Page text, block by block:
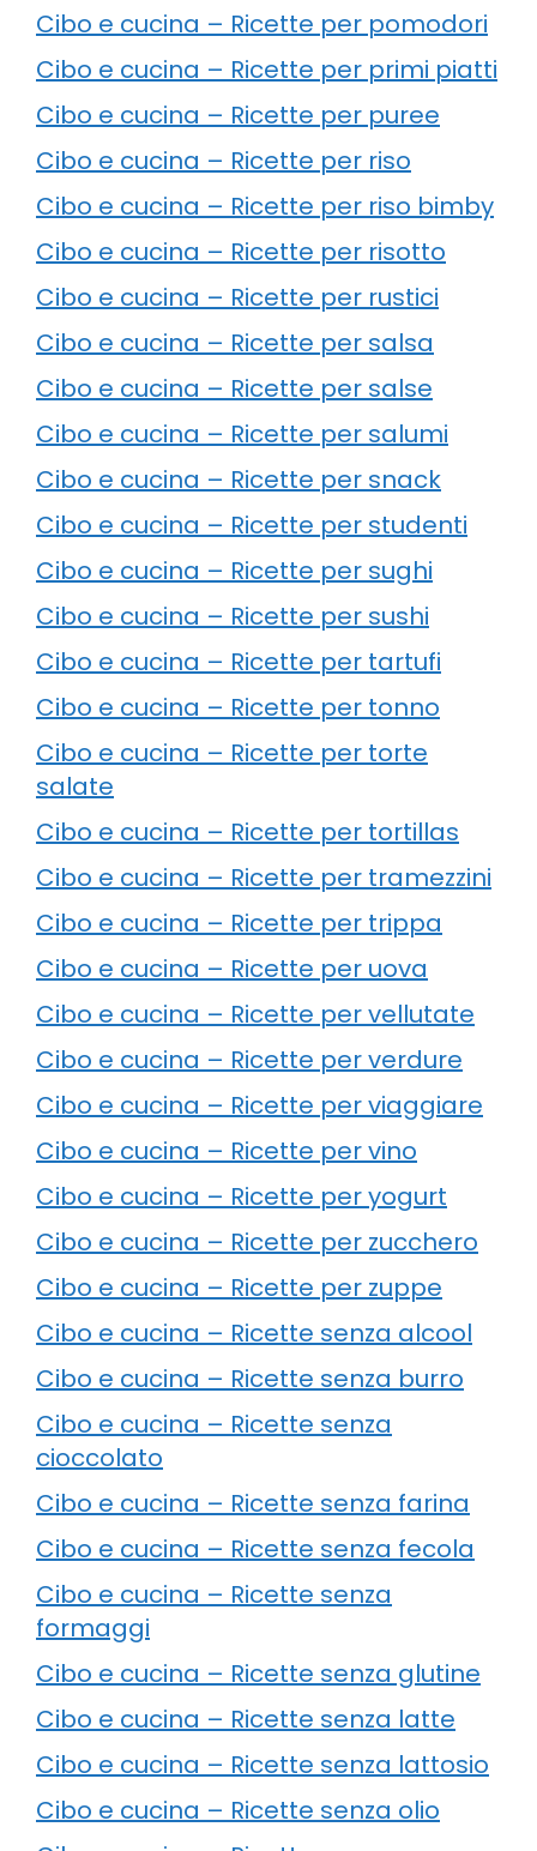
Cibo e cucina – Ricette per pomodori
Cibo e cucina – Ricette per primi piatti
Cibo e cucina – Ricette per puree
Cibo e cucina – Ricette per riso
Cibo e cucina – Ricette per riso bimby
Cibo e cucina – Ricette per risotto
Cibo e cucina – Ricette per rustici
Cibo e cucina – Ricette per salsa
Cibo e cucina – Ricette per salse
Cibo e cucina – Ricette per salumi
Cibo e cucina – Ricette per snack
Cibo e cucina – Ricette per studenti
Cibo e cucina – Ricette per sughi
Cibo e cucina – Ricette per sushi
Cibo e cucina – Ricette per tartufi
Cibo e cucina – Ricette per tonno
Cibo e cucina – Ricette per torte
salate
Cibo e cucina – Ricette per tortillas
Cibo e cucina – Ricette per tramezzini
Cibo e cucina – Ricette per trippa
Cibo e cucina – Ricette per uova
Cibo e cucina – Ricette per vellutate
Cibo e cucina – Ricette per verdure
Cibo e cucina – Ricette per viaggiare
Cibo e cucina – Ricette per vino
Cibo e cucina – Ricette per yogurt
Cibo e cucina – Ricette per zucchero
Cibo e cucina – Ricette per zuppe
Cibo e cucina – Ricette senza alcool
Cibo e cucina – Ricette senza burro
Cibo e cucina – Ricette senza
cioccolato
Cibo e cucina – Ricette senza farina
Cibo e cucina – Ricette senza fecola
Cibo e cucina – Ricette senza
formaggi
Cibo e cucina – Ricette senza glutine
Cibo e cucina – Ricette senza latte
Cibo e cucina – Ricette senza lattosio
Cibo e cucina – Ricette senza olio